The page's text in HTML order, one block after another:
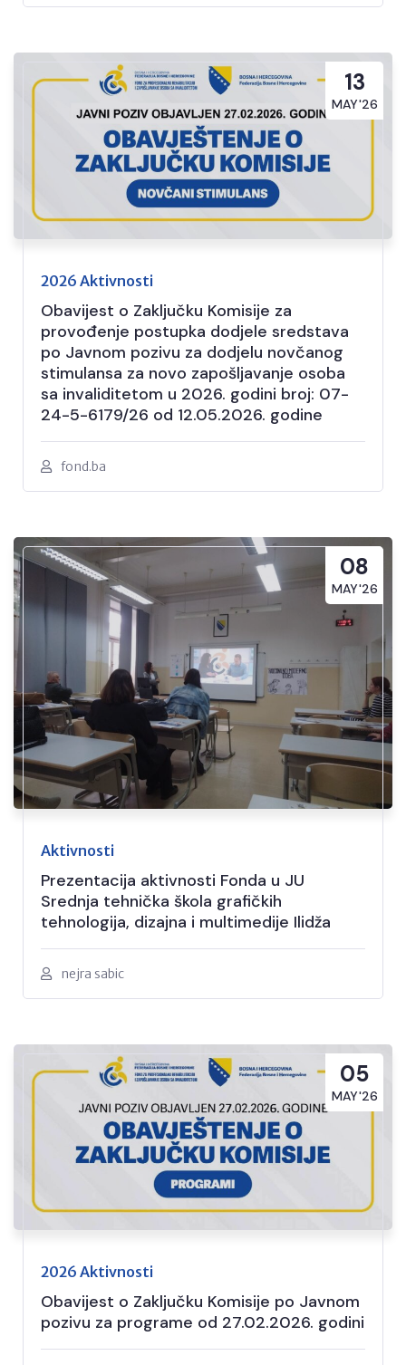
13
MAY'26
2026 Aktivnosti
Obavijest o Zaključku Komisije za
provođenje postupka dodjele sredstava
po Javnom pozivu za dodjelu novčanog
stimulansa za novo zapošljavanje osoba
sa invaliditetom u 2026. godini broj: 07-
24-5-6179/26 od 12.05.2026. godine
fond.ba
08
MAY'26
Aktivnosti
Prezentacija aktivnosti Fonda u JU
Srednja tehnička škola grafičkih
tehnologija, dizajna i multimedije Ilidža
nejra sabic
05
MAY'26
2026 Aktivnosti
Obavijest o Zaključku Komisije po Javnom
pozivu za programe od 27.02.2026. godini